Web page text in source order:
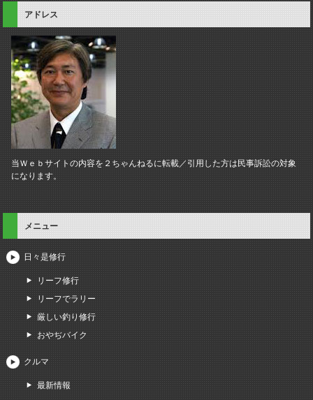
アドレス
当Ｗｅｂサイトの内容を２ちゃんねるに転載／引用した方は民事訴訟の対象
になります。
メニュー
日々是修行
リーフ修行
リーフでラリー
厳しい釣り修行
おやぢバイク
クルマ
最新情報